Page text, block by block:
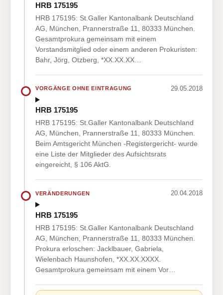
HRB 175195
HRB 175195: St.Galler Kantonalbank Deutschland
AG, München, Prannerstraße 11, 80333 München.
Gesamtprokura gemeinsam mit einem
Vorstandsmitglied oder einem anderen Prokuristen:
Bahr, Jörg, Otzberg, *XX.XX.XX…
VORGÄNGE OHNE EINTRAGUNG 29.05.2018
HRB 175195
HRB 175195: St.Galler Kantonalbank Deutschland
AG, München, Prannerstraße 11, 80333 München.
Beim Amtsgericht München -Registergericht- wurde
eine Liste der Mitglieder des Aufsichtsrats
eingereicht, § 106 AktG.
VERÄNDERUNGEN 20.04.2018
HRB 175195
HRB 175195: St.Galler Kantonalbank Deutschland
AG, München, Prannerstraße 11, 80333 München.
Prokura erloschen: Jacklbauer, Gabriela,
Wielenbach Haunshofen, *XX.XX.XXXX.
Gesamtprokura gemeinsam mit einem Vor…